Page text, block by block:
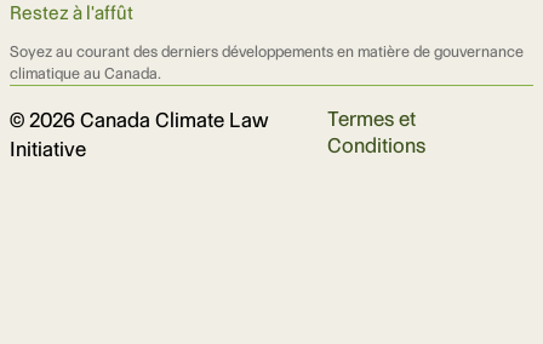
Restez à l'affût
Soyez au courant des derniers développements en matière de gouvernance
climatique au Canada.
© 2026 Canada Climate Law
Initiative
Termes et
Conditions